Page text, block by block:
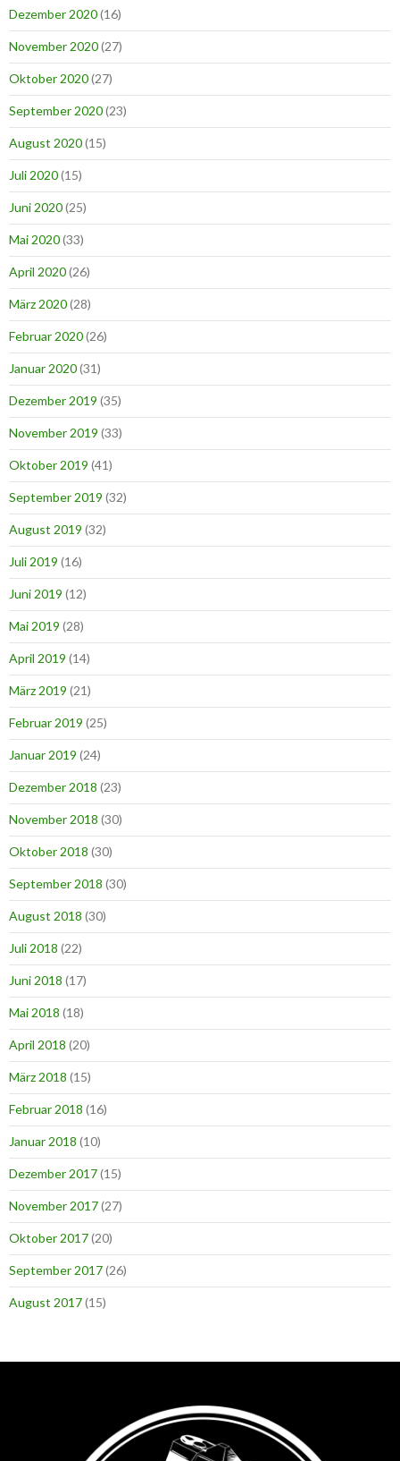
Dezember 2020(16)
November 2020(27)
Oktober 2020(27)
September 2020(23)
August 2020(15)
Juli 2020(15)
Juni 2020(25)
Mai 2020(33)
April 2020(26)
März 2020(28)
Februar 2020(26)
Januar 2020(31)
Dezember 2019 (35)
November 2019 (33)
Oktober 2019 (41)
September 2019 (32)
August 2019 (32)
Juli 2019 (16)
Juni 2019 (12)
Mai 2019 (28)
April 2019 (14)
März 2019 (21)
Februar 2019 (25)
Januar 2019 (24)
Dezember 2018 (23)
November 2018 (30)
Oktober 2018 (30)
September 2018 (30)
August 2018 (30)
Juli 2018 (22)
Juni 2018 (17)
Mai 2018 (18)
April 2018 (20)
März 2018 (15)
Februar 2018 (16)
Januar 2018 (10)
Dezember 2017(15)
November 2017(27)
Oktober 2017(20)
September 2017(26)
August 2017(15)